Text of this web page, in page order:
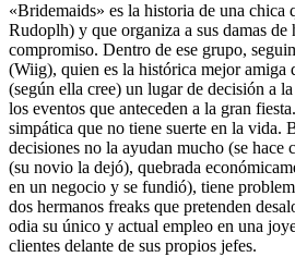
«Bridemaids» es la historia de una chica
Rudoplh) y que organiza a sus damas de
compromiso. Dentro de ese grupo,
(Wiig), quien es la histórica mejor amiga
(según ella cree) un lugar de decisión a
los eventos que anteceden a la gran
simpática que no tiene suerte en la vida.
decisiones no la ayudan mucho (se hace
(su novio la dejó), quebrada
en un negocio y se fundió), tiene
dos hermanos freaks que pretenden
odia su único y actual empleo en una
clientes delante de sus propios jefes.